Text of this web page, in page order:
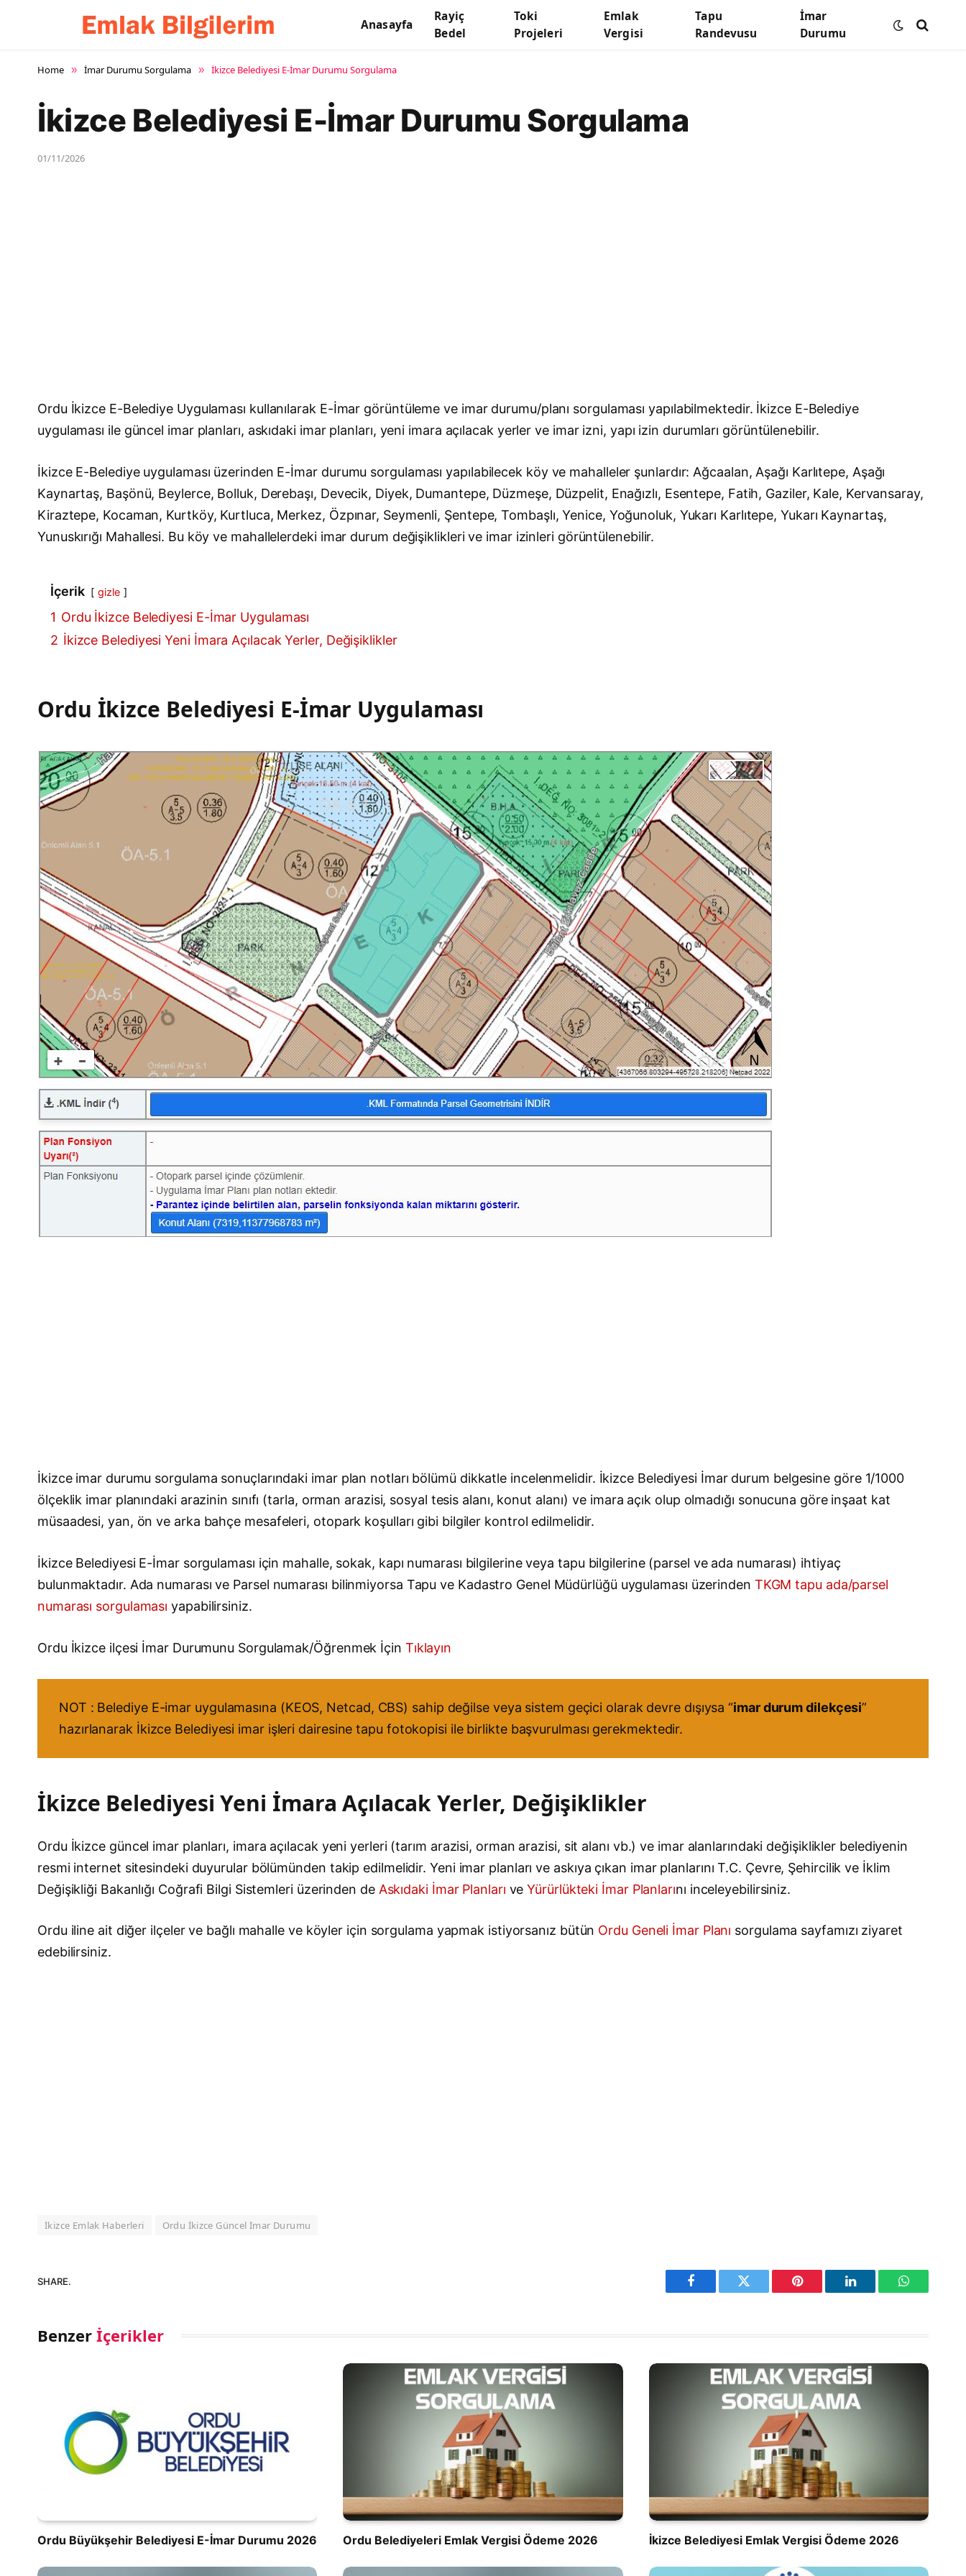
Anasayfa
Rayiç
Bedel
Toki
Projeleri
Emlak
Vergisi
Tapu
Randevusu
İmar
Durumu
Home » İmar Durumu Sorgulama » İkizce Belediyesi E-İmar Durumu Sorgulama
İkizce Belediyesi E-İmar Durumu Sorgulama
01/11/2026
Ordu İkizce E-Belediye Uygulaması kullanılarak E-İmar görüntüleme ve imar durumu/planı sorgulaması yapılabilmektedir. İkizce E-Belediye
uygulaması ile güncel imar planları, askıdaki imar planları, yeni imara açılacak yerler ve imar izni, yapı izin durumları görüntülenebilir.
İkizce E-Belediye uygulaması üzerinden E-İmar durumu sorgulaması yapılabilecek köy ve mahalleler şunlardır: Ağcaalan, Aşağı Karlıtepe, Aşağı
Kaynartaş, Başönü, Beylerce, Bolluk, Derebaşı, Devecik, Diyek, Dumantepe, Düzmeşe, Düzpelit, Enağızlı, Esentepe, Fatih, Gaziler, Kale, Kervansaray,
Kiraztepe, Kocaman, Kurtköy, Kurtluca, Merkez, Özpınar, Seymenli, Şentepe, Tombaşlı, Yenice, Yoğunoluk, Yukarı Karlıtepe, Yukarı Kaynartaş,
Yunuskırığı Mahallesi. Bu köy ve mahallelerdeki imar durum değişiklikleri ve imar izinleri görüntülenebilir.
İçerik gizle
1 Ordu İkizce Belediyesi E-İmar Uygulaması
2 İkizce Belediyesi Yeni İmara Açılacak Yerler, Değişiklikler
Ordu İkizce Belediyesi E-İmar Uygulaması
İkizce imar durumu sorgulama sonuçlarındaki imar plan notları bölümü dikkatle incelenmelidir. İkizce Belediyesi İmar durum belgesine göre 1/1000
ölçeklik imar planındaki arazinin sınıfı (tarla, orman arazisi, sosyal tesis alanı, konut alanı) ve imara açık olup olmadığı sonucuna göre inşaat kat
müsaadesi, yan, ön ve arka bahçe mesafeleri, otopark koşulları gibi bilgiler kontrol edilmelidir.
İkizce Belediyesi E-İmar sorgulaması için mahalle, sokak, kapı numarası bilgilerine veya tapu bilgilerine (parsel ve ada numarası) ihtiyaç
bulunmaktadır. Ada numarası ve Parsel numarası bilinmiyorsa Tapu ve Kadastro Genel Müdürlüğü uygulaması üzerinden TKGM tapu ada/parsel
numarası sorgulaması yapabilirsiniz.
Ordu İkizce ilçesi İmar Durumunu Sorgulamak/Öğrenmek İçin Tıklayın
NOT : Belediye E-imar uygulamasına (KEOS, Netcad, CBS) sahip değilse veya sistem geçici olarak devre dışıysa “imar durum dilekçesi”
hazırlanarak İkizce Belediyesi imar işleri dairesine tapu fotokopisi ile birlikte başvurulması gerekmektedir.
İkizce Belediyesi Yeni İmara Açılacak Yerler, Değişiklikler
Ordu İkizce güncel imar planları, imara açılacak yeni yerleri (tarım arazisi, orman arazisi, sit alanı vb.) ve imar alanlarındaki değişiklikler belediyenin
resmi internet sitesindeki duyurular bölümünden takip edilmelidir. Yeni imar planları ve askıya çıkan imar planlarını T.C. Çevre, Şehircilik ve İklim
Değişikliği Bakanlığı Coğrafi Bilgi Sistemleri üzerinden de Askıdaki İmar Planları veYürürlükteki İmar Planlarını inceleyebilirsiniz.
Ordu iline ait diğer ilçeler ve bağlı mahalle ve köyler için sorgulama yapmak istiyorsanız bütün Ordu Geneli İmar Planı sorgulama sayfamızı ziyaret
edebilirsiniz.
İkizce Emlak Haberleri Ordu İkizce Güncel İmar Durumu
SHARE.
Facebook Twitter Pinterest LinkedIn WhatsApp
Benzer İçerikler
Ordu Büyükşehir Belediyesi E-İmar Durumu 2026 Ordu Belediyeleri Emlak Vergisi Ödeme 2026 İkizce Belediyesi Emlak Vergisi Ödeme 2026